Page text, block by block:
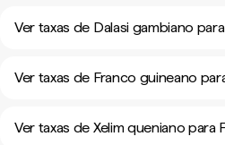
Ver taxas de Dalasi gambiano
Ver taxas de Franco guineano
Ver taxas de Xelim queniano para